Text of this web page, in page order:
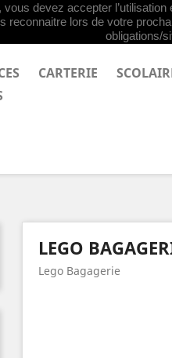
CARTERIE
LEGO
Lego Bagagerie
devez accepter
reconnaitre lors de votre
obligations/